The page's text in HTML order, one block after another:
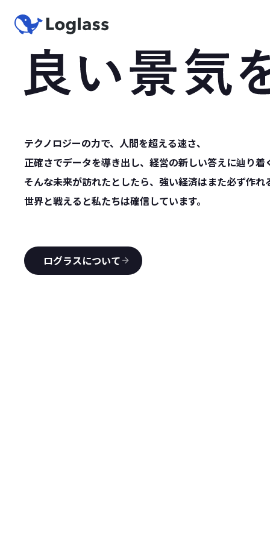
テクノロジーの力で、人間を超える速さ、
正確さでデータを導き出し、経営の新しい答えに辿り着
そんな未来が訪れたとしたら、強い経済はまた必ず作
世界と戦えると私たちは確信しています。
ログラスについて